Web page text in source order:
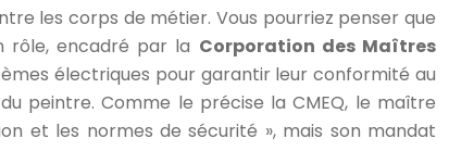
les corps de métier. Vous pourriez penser que
rôle, encadré par la Corporation des Maîtres
électriques pour garantir leur conformité au
peintre. Comme le précise la CMEQ, le maître
et les normes de sécurité », mais son mandat